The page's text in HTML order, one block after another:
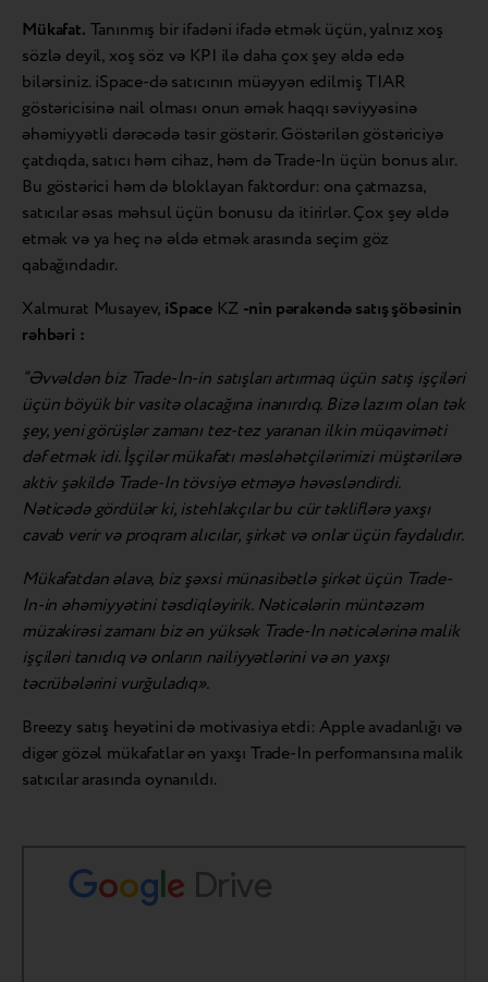
Mükafat. Tanınmış bir ifadəni ifadə etmək üçün, yalnız xoş
sözlə deyil, xoş söz və KPI ilə daha çox şey əldə edə
bilərsiniz. iSpace-də satıcının müəyyən edilmiş TIAR
göstəricisinə nail olması onun əmək haqqı səviyyəsinə
əhəmiyyətli dərəcədə təsir göstərir. Göstərilən göstəriciyə
çatdıqda, satıcı həm cihaz, həm də Trade-In üçün bonus alır.
Bu göstərici həm də bloklayan faktordur: ona çatmazsa,
satıcılar əsas məhsul üçün bonusu da itirirlər. Çox şey əldə
etmək və ya heç nə əldə etmək arasında seçim göz
qabağındadır.
Xalmurat Musayev, iSpace KZ -nin pərakəndə satış şöbəsinin
rəhbəri :
“Əvvəldən biz Trade-In-in satışları artırmaq üçün satış işçiləri
üçün böyük bir vasitə olacağına inanırdıq. Bizə lazım olan tək
şey, yeni görüşlər zamanı tez-tez yaranan ilkin müqaviməti
dəf etmək idi. İşçilər mükafatı məsləhətçilərimizi müştərilərə
aktiv şəkildə Trade-In tövsiyə etməyə həvəsləndirdi.
Nəticədə gördülər ki, istehlakçılar bu cür təkliflərə yaxşı
cavab verir və proqram alıcılar, şirkət və onlar üçün faydalıdır.
Mükafatdan əlavə, biz şəxsi münasibətlə şirkət üçün Trade-
In-in əhəmiyyətini təsdiqləyirik. Nəticələrin müntəzəm
müzakirəsi zamanı biz ən yüksək Trade-In nəticələrinə malik
işçiləri tanıdıq və onların nailiyyətlərini və ən yaxşı
təcrübələrini vurğuladıq».
Breezy satış heyətini də motivasiya etdi: Apple avadanlığı və
digər gözəl mükafatlar ən yaxşı Trade-In performansına malik
satıcılar arasında oynanıldı.